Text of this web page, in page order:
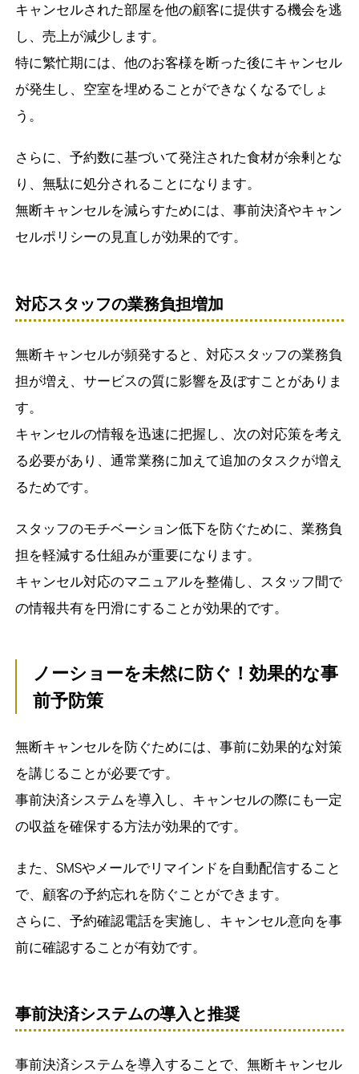
キャンセルされた部屋を他の顧客に提供する機会を逃
し、売上が減少します。
特に繁忙期には、他のお客様を断った後にキャンセル
が発生し、空室を埋めることができなくなるでしょ
う。
さらに、予約数に基づいて発注された食材が余剰とな
り、無駄に処分されることになります。
無断キャンセルを減らすためには、事前決済やキャン
セルポリシーの見直しが効果的です。
対応スタッフの業務負担増加
無断キャンセルが頻発すると、対応スタッフの業務負
担が増え、サービスの質に影響を及ぼすことがありま
す。
キャンセルの情報を迅速に把握し、次の対応策を考え
る必要があり、通常業務に加えて追加のタスクが増え
るためです。
スタッフのモチベーション低下を防ぐために、業務負
担を軽減する仕組みが重要になります。
キャンセル対応のマニュアルを整備し、スタッフ間で
の情報共有を円滑にすることが効果的です。
ノーショーを未然に防ぐ！効果的な事
前予防策
無断キャンセルを防ぐためには、事前に効果的な対策
を講じることが必要です。
事前決済システムを導入し、キャンセルの際にも一定
の収益を確保する方法が効果的です。
また、SMSやメールでリマインドを自動配信すること
で、顧客の予約忘れを防ぐことができます。
さらに、予約確認電話を実施し、キャンセル意向を事
前に確認することが有効です。
事前決済システムの導入と推奨
事前決済システムを導入することで、無断キャンセル